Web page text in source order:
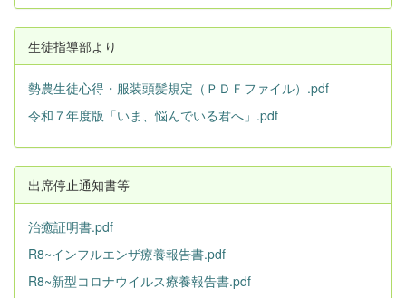
生徒指導部より
勢農生徒心得・服装頭髪規定（ＰＤＦファイル）.pdf
令和７年度版「いま、悩んでいる君へ」.pdf
出席停止通知書等
治癒証明書.pdf
R8~インフルエンザ療養報告書.pdf
R8~新型コロナウイルス療養報告書.pdf